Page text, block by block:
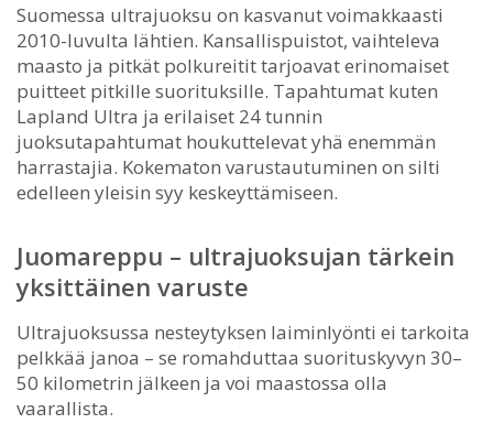
Suomessa ultrajuoksu on kasvanut voimakkaasti
2010-luvulta lähtien. Kansallispuistot, vaihteleva
maasto ja pitkät polkureitit tarjoavat erinomaiset
puitteet pitkille suorituksille. Tapahtumat kuten
Lapland Ultra ja erilaiset 24 tunnin
juoksutapahtumat houkuttelevat yhä enemmän
harrastajia. Kokematon varustautuminen on silti
edelleen yleisin syy keskeyttämiseen.
Juomareppu – ultrajuoksujan tärkein
yksittäinen varuste
Ultrajuoksussa nesteytyksen laiminlyönti ei tarkoita
pelkkää janoa – se romahduttaa suorituskyvyn 30–
50 kilometrin jälkeen ja voi maastossa olla
vaarallista.